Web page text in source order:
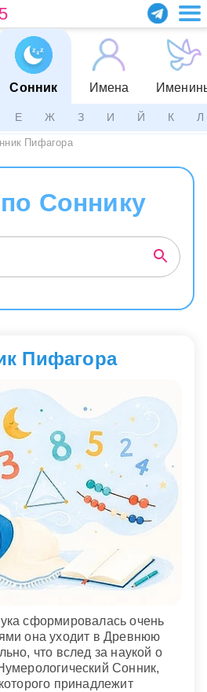
Сонник Имена
Е Ж З И Й К Л
Пифагора
Соннику
Пифагора
сформировалась очень
она уходит в Древнюю
что вслед за наукой о
Сонник,
принадлежит